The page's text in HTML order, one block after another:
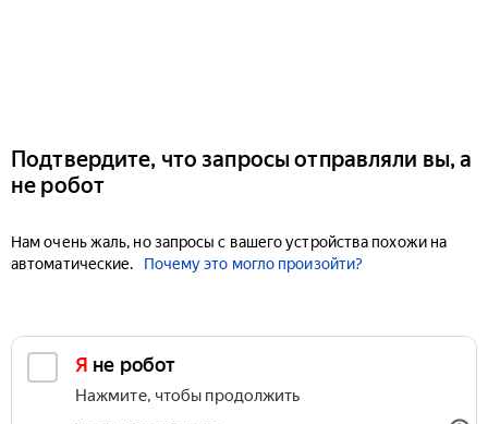
Подтвердите, что запросы отправляли вы, а
не робот
Нам очень жаль, но запросы с вашего устройства похожи на
автоматические.
Почему это могло произойти?
Я не робот
Нажмите, чтобы продолжить